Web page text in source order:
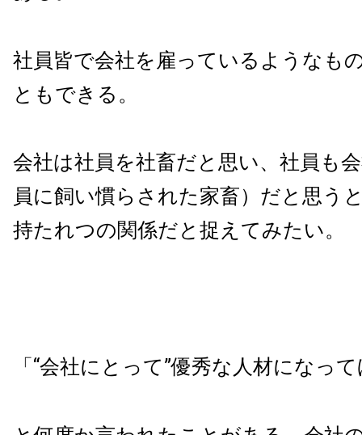
社員皆で会社を雇っているようなも
ともできる。
会社は社員を社畜だと思い、社員も
員に飼い慣らされた家畜）だと思う
持たれつの関係だと捉えてみたい。
「“会社にとって”優秀な人材になっ